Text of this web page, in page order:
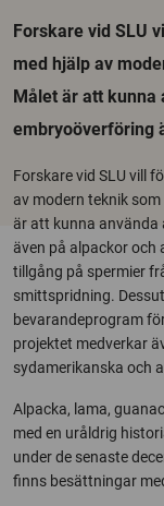
Forskare vid SLU
med hjälp av
Målet är att kunna
embryoöverföring
Forskare vid SLU vill
av modern teknik
är att kunna använda
även på alpackor och
tillgång på spermier
smittspridning.
bevarandeprogram
projektet medverkar
sydamerikanska och
Alpacka, lama,
med en uråldrig
under de senaste
finns besättningar